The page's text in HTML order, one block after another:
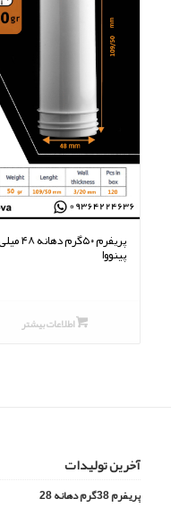
پینووا
اطلاعات بیشتر
آخرین تولیدات
پریفرم 38گرم دهانه 28